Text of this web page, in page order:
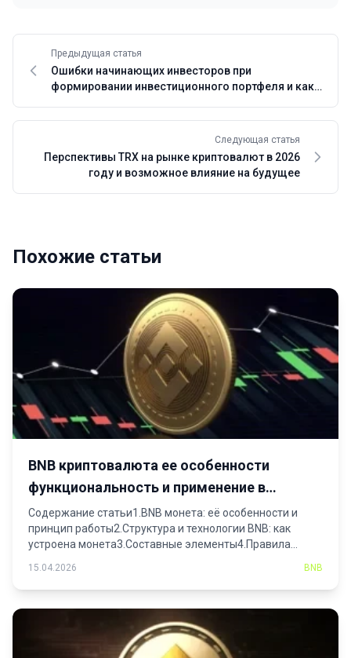
Предыдущая статья
Ошибки начинающих инвесторов при
формировании инвестиционного портфеля и как
Следующая статья
Перспективы TRX на рынке криптовалют в 2026
году и возможное влияние на будущее
Похожие статьи
BNB криптовалюта ее особенности
функциональность и применение в
криптоэкосистеме
Содержание статьи1.BNB монета: её особенности и
принцип работы2.Структура и технологии BNB: как
устроена монета3.Составные элементы4.Правила...
15.04.2026 BNB